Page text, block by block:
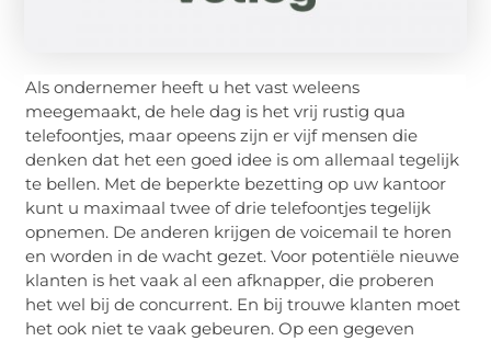
Als ondernemer heeft u het vast weleens
meegemaakt, de hele dag is het vrij rustig qua
telefoontjes, maar opeens zijn er vijf mensen die
denken dat het een goed idee is om allemaal tegelijk
te bellen. Met de beperkte bezetting op uw kantoor
kunt u maximaal twee of drie telefoontjes tegelijk
opnemen. De anderen krijgen de voicemail te horen
en worden in de wacht gezet. Voor potentiële nieuwe
klanten is het vaak al een afknapper, die proberen
het wel bij de concurrent. En bij trouwe klanten moet
het ook niet te vaak gebeuren. Op een gegeven